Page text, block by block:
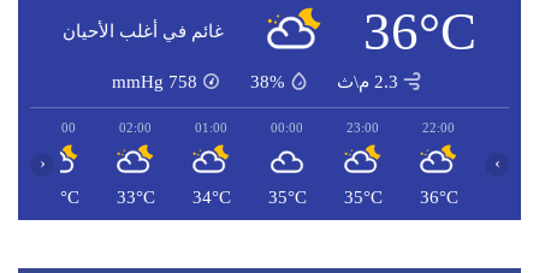
36°C غائم في أغلب الأحيان
2.3 م\ث 38%
758
mmHg
22:00
36°C
23:00
35°C
00:00
35°C
01:00
34°C
02:00
33°C
03:00
33°C
‹ ›